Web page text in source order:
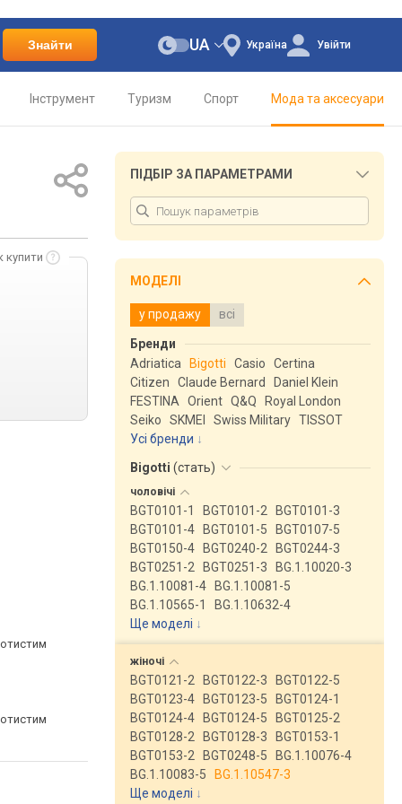
Знайти Україна
UA Увійти
Інструмент Туризм Спорт Мода та аксесуари
купити
ПІДБІР ЗА ПАРАМЕТРАМИ
МОДЕЛІ
у продажу всі
Бренди
Adriatica
Bigotti Casio
Certina
Citizen
Claude Bernard
Daniel Klein
FESTINA
Orient Q&Q
Royal London
Seiko
SKMEI Swiss Military TISSOT
Усі бренди
Bigotti (стать)
чоловічі
BGT0101-1 BGT0101-2
BGT0101-3
BGT0101-4
BGT0101-5
BGT0107-5
BGT0150-4
BGT0240-2
BGT0244-3
BGT0251-2
BGT0251-3
BG.1.10020-3
BG.1.10081-4
BG.1.10081-5
BG.1.10565-1
BG.1.10632-4
Ще моделі ↓
жіночі
BGT0121-2 BGT0122-3
BGT0122-5
BGT0123-4
BGT0123-5
BGT0124-1
BGT0124-4
BGT0124-5
BGT0125-2
BGT0128-2
BGT0128-3
BGT0153-1
BGT0153-2
BGT0248-5
BG.1.10076-4
BG.1.10083-5
BG.1.10547-3
Ще моделі ↓